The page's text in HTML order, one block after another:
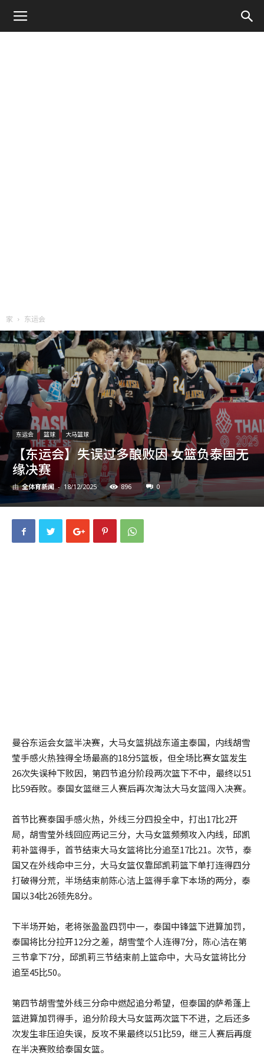
家 东运会
东运会 篮球 大马篮球
【东运会】失误过多酿败因 女篮负泰国无
缘决赛
由 全体育新闻 - 18/12/2025 896 0
曼谷东运会女篮半决赛，大马女篮挑战东道主泰国，内线胡雪
莹手感火热独得全场最高的18分5篮板，但全场比赛女篮发生
26次失误种下败因，第四节追分阶段两次篮下不中，最终以51
比59吞败。泰国女篮继三人赛后再次淘汰大马女篮闯入决赛。
首节比赛泰国手感火热，外线三分四投全中，打出17比2开
局，胡雪莹外线回应两记三分，大马女篮频频攻入内线，邱凯
莉补篮得手，首节结束大马女篮将比分追至17比21。次节，泰
国又在外线命中三分，大马女篮仅靠邱凯莉篮下单打连得四分
打破得分荒，半场结束前陈心洁上篮得手拿下本场的两分，泰
国以34比26领先8分。
下半场开始，老将张盈盈四罚中一，泰国中锋篮下进算加罚，
泰国将比分拉开12分之差，胡雪莹个人连得7分，陈心洁在第
三节拿下7分，邱凯莉三节结束前上篮命中，大马女篮将比分
追至45比50。
第四节胡雪莹外线三分命中燃起追分希望，但泰国的萨希蓬上
篮进算加罚得手，追分阶段大马女篮两次篮下不进，之后还多
次发生非压迫失误，反攻不果最终以51比59，继三人赛后再度
在半决赛败给泰国女篮。